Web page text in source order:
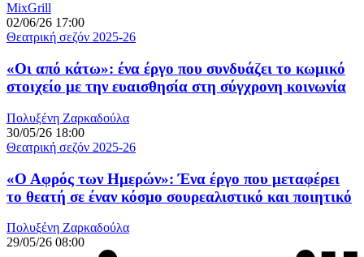
MixGrill
02/06/26 17:00
Θεατρική σεζόν 2025-26
«Οι από κάτω»: ένα έργο που συνδυάζει το κωμικό
στοιχείο με την ευαισθησία στη σύγχρονη κοινωνία
Πολυξένη Ζαρκαδούλα
30/05/26 18:00
Θεατρική σεζόν 2025-26
«Ο Αφρός των Ημερών»: Ένα έργο που μεταφέρει
το θεατή σε έναν κόσμο σουρεαλιστικό και ποιητικό
Πολυξένη Ζαρκαδούλα
29/05/26 08:00